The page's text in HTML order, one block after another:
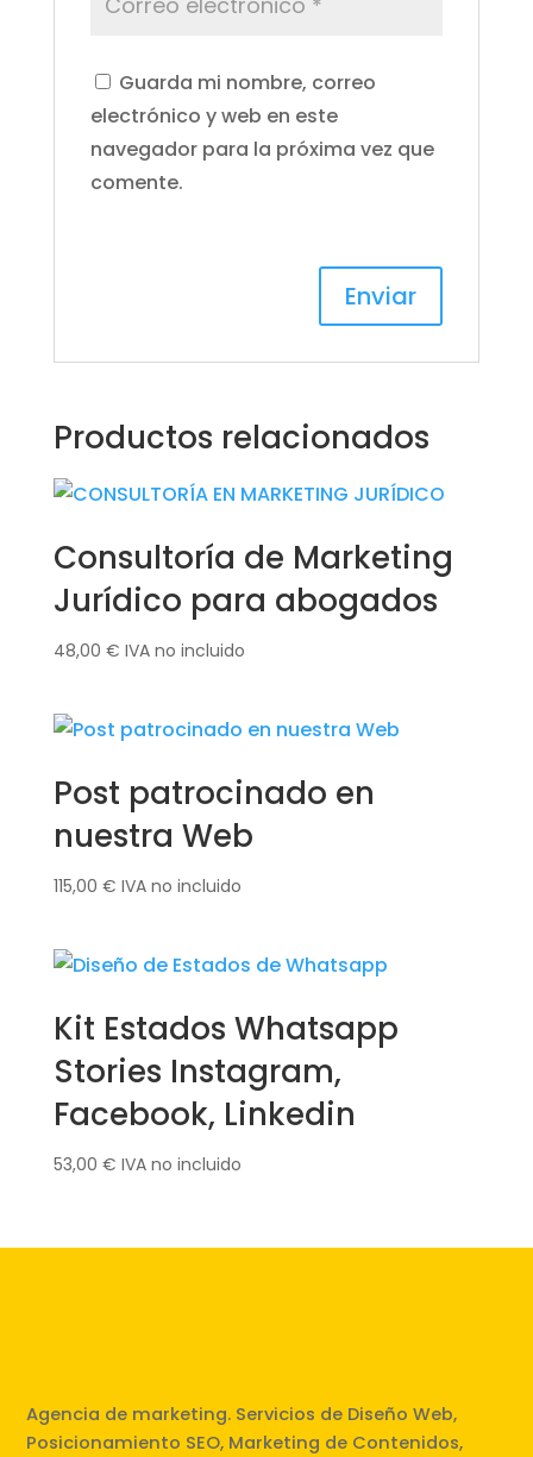
Guarda mi nombre, correo
electrónico y web en este
navegador para la próxima vez que
comente.
Productos relacionados
Consultoría de Marketing
Jurídico para abogados
48,00 € IVA no incluido
Post patrocinado en
nuestra Web
115,00 € IVA no incluido
Kit Estados Whatsapp
Stories Instagram,
Facebook, Linkedin
53,00 € IVA no incluido
Agencia de marketing. Servicios de Diseño Web,
Posicionamiento SEO, Marketing de Contenidos,